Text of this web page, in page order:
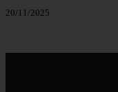
20/11/2025